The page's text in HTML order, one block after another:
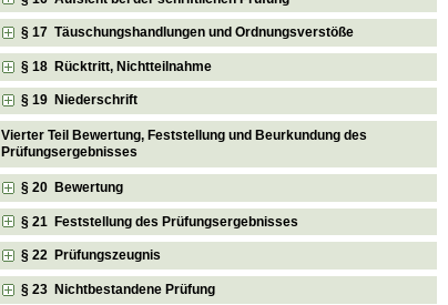
§ 17 Täuschungshandlungen und Ordnungsverstöße
§ 18 Rücktritt, Nichtteilnahme
§ 19 Niederschrift
Vierter Teil Bewertung, Feststellung und Beurkundung des
Prüfungsergebnisses
§ 20 Bewertung
§ 21 Feststellung des Prüfungsergebnisses
§ 22 Prüfungszeugnis
§ 23 Nichtbestandene Prüfung